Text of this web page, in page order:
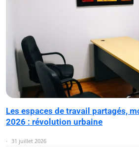
Les espaces de travail partagés,
2026 : révolution urbaine
31 juillet 2026